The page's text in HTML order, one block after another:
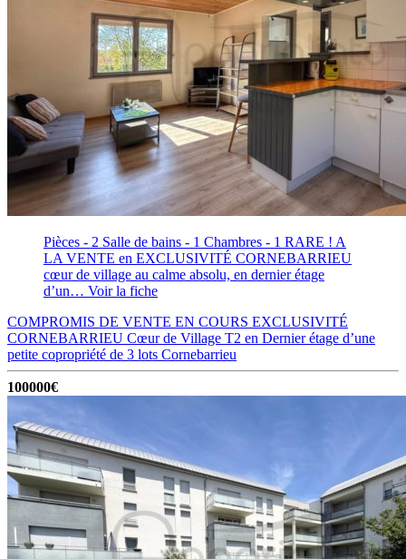
Pièces - 2 Salle de bains - 1 Chambres - 1 RARE ! A
LA VENTE en EXCLUSIVITÉ CORNEBARRIEU
cœur de village au calme absolu, en dernier étage
d’un… Voir la fiche
COMPROMIS DE VENTE EN COURS EXCLUSIVITÉ
CORNEBARRIEU Cœur de Village T2 en Dernier étage d’une
petite copropriété de 3 lots Cornebarrieu
100000€